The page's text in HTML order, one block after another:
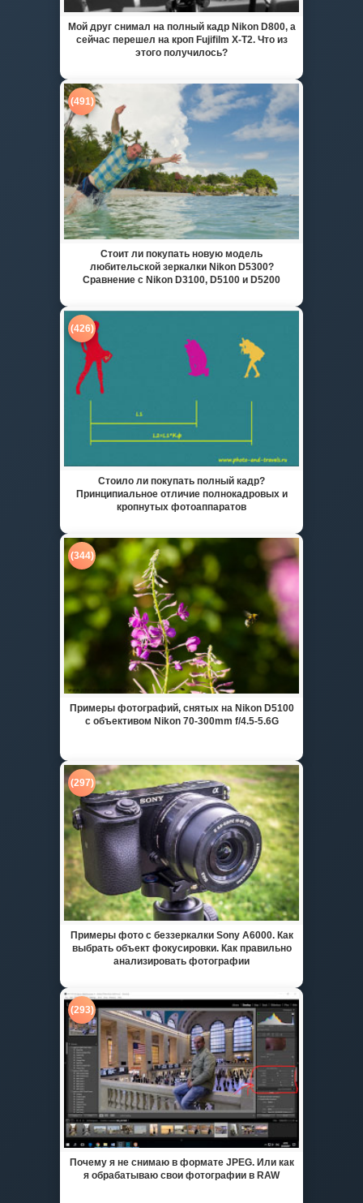
Мой друг снимал на полный кадр Nikon D800, а
сейчас перешел на кроп Fujifilm X-T2. Что из
этого получилось?
(491)
Стоит ли покупать новую модель
любительской зеркалки Nikon D5300?
Сравнение с Nikon D3100, D5100 и D5200
(426)
Стоило ли покупать полный кадр?
Принципиальное отличие полнокадровых и
кропнутых фотоаппаратов
(344)
Примеры фотографий, снятых на Nikon D5100
с объективом Nikon 70-300mm f/4.5-5.6G
(297)
Примеры фото с беззеркалки Sony A6000. Как
выбрать объект фокусировки. Как правильно
анализировать фотографии
(293)
Почему я не снимаю в формате JPEG. Или как
я обрабатываю свои фотографии в RAW